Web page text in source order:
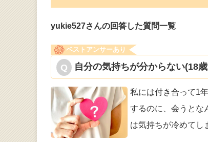
yukie527さんの回答した質問一覧
ベストアンサーあり
自分の気持ちが分からない(18歳
私には付き合って1
するのに
、会うと
は気持ちが冷めてし